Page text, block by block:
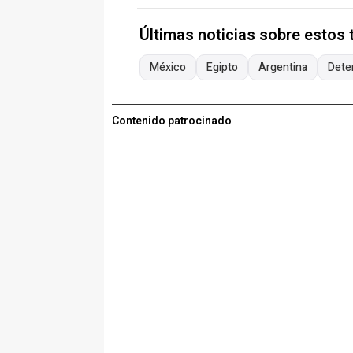
Últimas noticias sobre estos
México Egipto Argentina
Contenido patrocinado